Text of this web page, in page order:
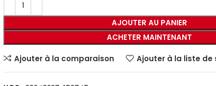
AJOUTER AU PANIER
ACHETER MAINTENANT
Ajouter à la comparaison Ajouter à la liste de